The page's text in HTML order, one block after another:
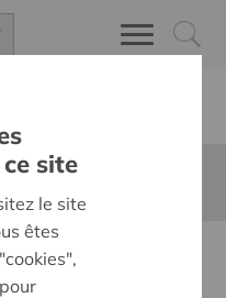
site
le site
êtes